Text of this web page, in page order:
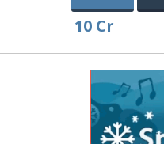
10 Cr